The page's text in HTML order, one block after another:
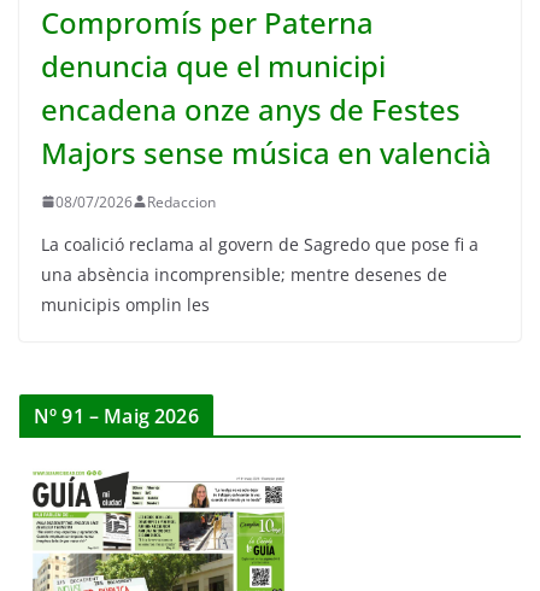
Compromís per Paterna
denuncia que el municipi
encadena onze anys de Festes
Majors sense música en valencià
08/07/2026 Redaccion
La coalició reclama al govern de Sagredo que pose fi a
una absència incomprensible; mentre desenes de
municipis omplin les
Nº 91 – Maig 2026